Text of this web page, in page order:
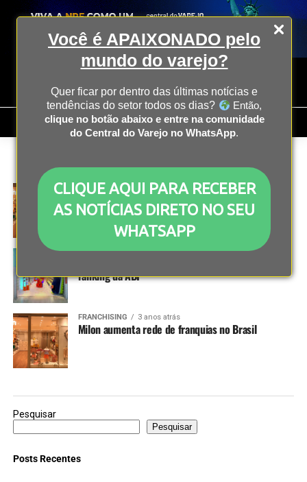
Você é APAIXONADO pelo
mundo do varejo?
Quer ficar por dentro das últimas notícias e
tendências do setor todos os dias?
Então,
clique no botão abaixo e entre na comunidade
do Central do Varejo no WhatsApp.
CLIQUE AQUI PARA RECEBER
AS NOTÍCIAS DIRETO NO SEU
WHATSAPP
All posts tagged "Milon"
FRANCHISING 3 anos atrás
Milon pretende implantar 4 novas operações na
cidade de São Paulo em 2024
FRANCHISING 3 anos atrás
ranking da ABF
FRANCHISING 3 anos atrás
Milon aumenta rede de franquias no Brasil
Pesquisar
Pesquisar
Posts Recentes